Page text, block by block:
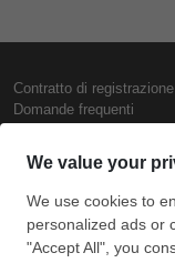
Contratto di registrazione
Domande frequenti
Presentazione
Contattaci
Termini di utilizzo
Politica di riservatezza